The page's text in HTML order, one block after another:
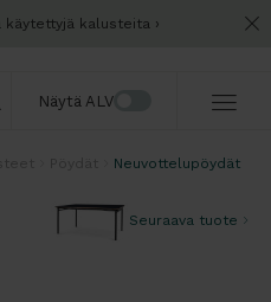
käytettyjä kalusteita
Näytä ALV
Neuvottelupöydät
Seuraava tuote